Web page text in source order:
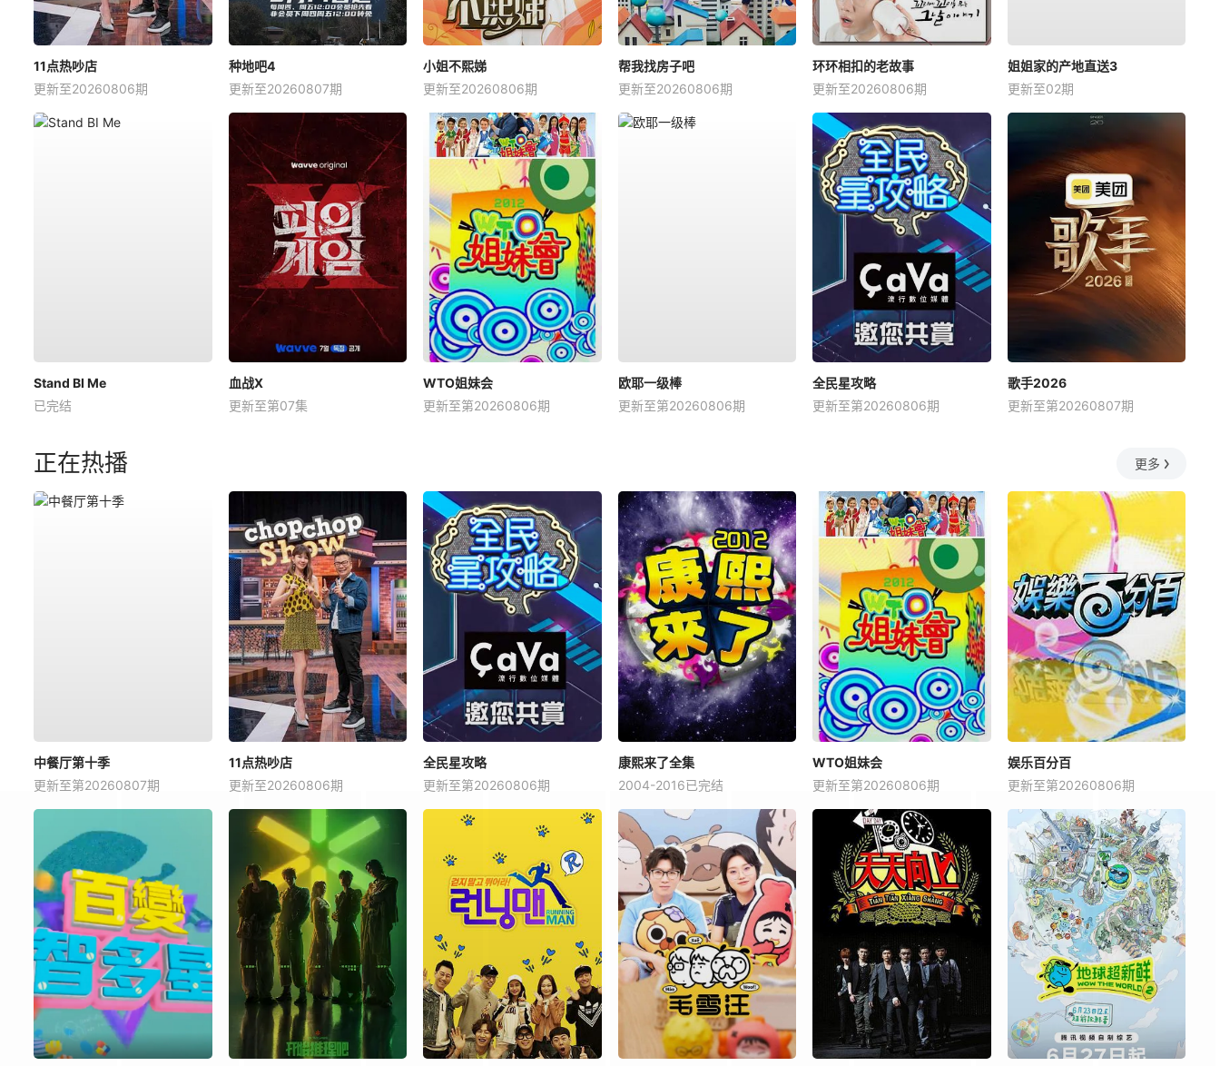
11点热吵店
更新至20260806期
种地吧4
更新至20260807期
小姐不熙娣
更新至20260806期
帮我找房子吧
更新至20260806期
环环相扣的老故事
更新至20260806期
姐姐家的产地直送3
更新至02期
Stand BI Me
已完结
血战X
更新至第07集
WTO姐妹会
更新至第20260806期
欧耶一级棒
更新至第20260806期
全民星攻略
更新至第20260806期
歌手2026
更新至第20260807期
正在热播 更多
中餐厅第十季
更新至第20260807期
11点热吵店
更新至20260806期
全民星攻略
更新至第20260806期
康熙来了全集
2004-2016已完结
WTO姐妹会
更新至第20260806期
娱乐百分百
更新至第20260806期